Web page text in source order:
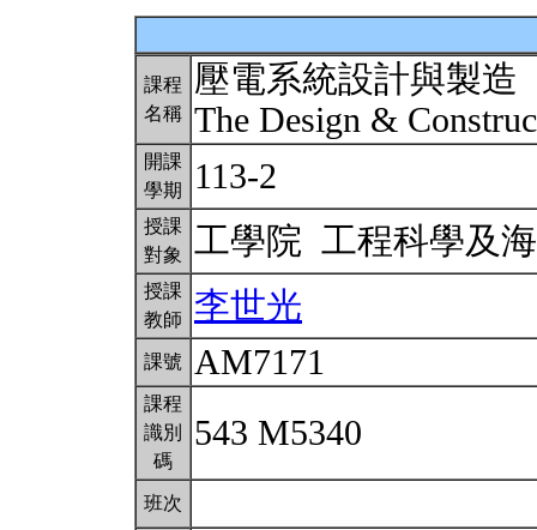
課程
名稱
壓電系統設計與製造
The Design &
開課
學期
113-2
授課
對象
工學院 工程科學及
授課
教師
李世光
課號 AM7171
課程
識別
碼
543 M5340
班次